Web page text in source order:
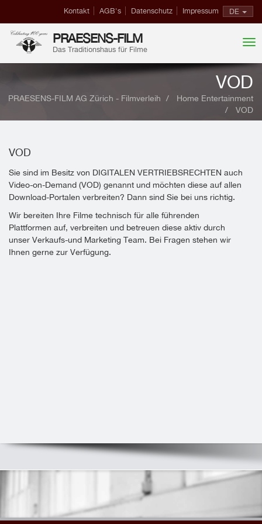
DE
Kontakt AGB's Datenschutz Impressum
PRAESENS-FILM
Das Traditionshaus für Filme
VOD
PRAESENS-FILM AG Zürich - Filmverleih
Home Entertainment
VOD
VOD
Sie sind im Besitz von DIGITALEN VERTRIEBSRECHTEN auch
Video-on-Demand (VOD) genannt und möchten diese auf allen
Download-Portalen verbreiten? Dann sind Sie bei uns richtig.
Wir bereiten Ihre Filme technisch für alle führenden
Plattformen auf, verbreiten und betreuen diese aktiv durch
unser Verkaufs-und Marketing Team. Bei Fragen stehen wir
Ihnen gerne zur Verfügung.